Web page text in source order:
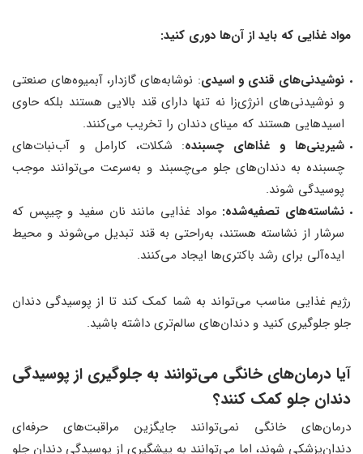
مواد غذایی که باید از آن‌ها دوری کنید:
نوشیدنی‌های قندی و اسیدی: نوشابه‌های گازدار، آبمیوه‌های صنعتی
و نوشیدنی‌های انرژی‌زا نه تنها دارای قند بالایی هستند بلکه حاوی
اسیدهایی هستند که مینای دندان را تخریب می‌کنند.
شیرینی‌ها و غذاهای چسبنده: شکلات، کارامل و آب‌نبات‌های
چسبنده به دندان‌های جلو می‌چسبند و به‌سرعت می‌توانند موجب
پوسیدگی شوند.
نشاسته‌های تصفیه‌شده: مواد غذایی مانند نان سفید و چیپس که
سرشار از نشاسته هستند، به‌راحتی به قند تبدیل می‌شوند و محیط
ایده‌آلی برای رشد باکتری‌ها ایجاد می‌کنند.
رژیم غذایی مناسب می‌تواند به شما کمک کند تا از پوسیدگی دندان
جلو جلوگیری کنید و دندان‌های سالم‌تری داشته باشید.
آیا درمان‌های خانگی می‌توانند به جلوگیری از پوسیدگی
دندان جلو کمک کنند؟
درمان‌های خانگی نمی‌توانند جایگزین مراقبت‌های حرفه‌ای
دندان‌پزشکی شوند، اما می‌توانند به پیشگیری از پوسیدگی دندان جلو